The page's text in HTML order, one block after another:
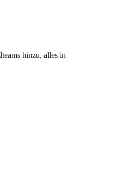
hinzu, alles in